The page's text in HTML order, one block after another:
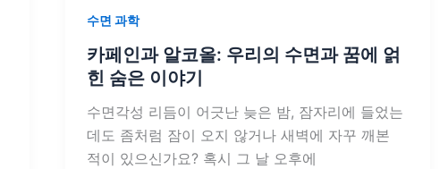
수면 과학
카페인과 알코올: 우리의 수면과 꿈에 얽
힌 숨은 이야기
수면각성 리듬이 어긋난 늦은 밤, 잠자리에 들었는
데도 좀처럼 잠이 오지 않거나 새벽에 자꾸 깨본
적이 있으신가요? 혹시 그 날 오후에